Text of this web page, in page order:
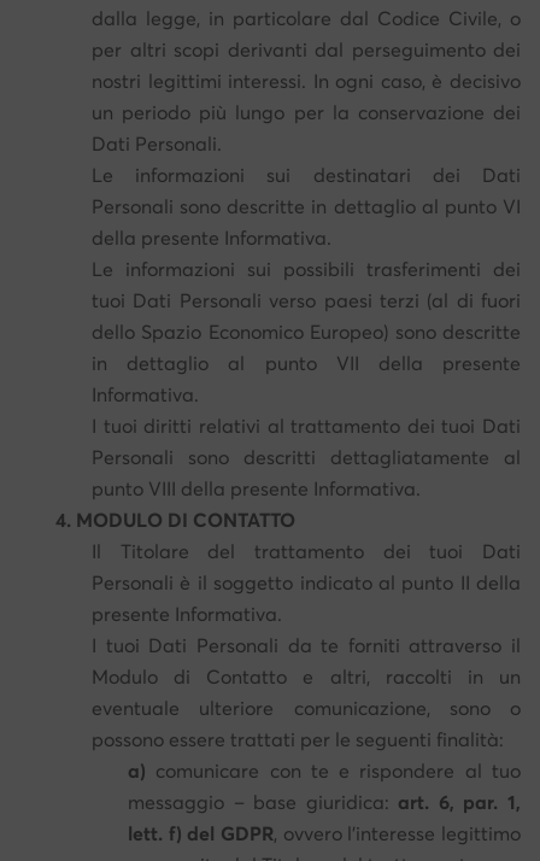
dalla legge, in particolare dal Codice Civile, o
per altri scopi derivanti dal perseguimento dei
nostri legittimi interessi. In ogni caso, è decisivo
un periodo più lungo per la conservazione dei
Dati Personali.
Le informazioni sui destinatari dei Dati
Personali sono descritte in dettaglio al punto VI
della presente Informativa.
Le informazioni sui possibili trasferimenti dei
tuoi Dati Personali verso paesi terzi (al di fuori
dello Spazio Economico Europeo) sono descritte
in dettaglio al punto VII della presente
Informativa.
I tuoi diritti relativi al trattamento dei tuoi Dati
Personali sono descritti dettagliatamente al
punto VIII della presente Informativa.
4. MODULO DI CONTATTO
Il Titolare del trattamento dei tuoi Dati
Personali è il soggetto indicato al punto II della
presente Informativa.
I tuoi Dati Personali da te forniti attraverso il
Modulo di Contatto e altri, raccolti in un
eventuale ulteriore comunicazione, sono o
possono essere trattati per le seguenti finalità:
a) comunicare con te e rispondere al tuo
messaggio – base giuridica: art. 6, par. 1,
lett. f) del GDPR, ovvero l'interesse legittimo